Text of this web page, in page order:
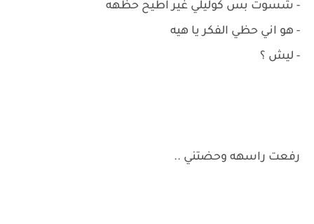
- شسوت بس كوليلي غير اطيح حظهه
- هو اني حظي الفكر يا هيه
- ليش ؟
رفعت راسهه وحضتني ..